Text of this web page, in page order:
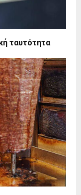
ταυτότητα